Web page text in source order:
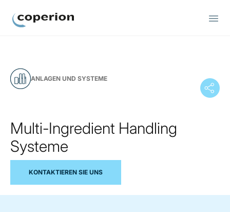
ANLAGEN UND SYSTEME
Multi-Ingredient Handling
Systeme
KONTAKTIEREN SIE UNS